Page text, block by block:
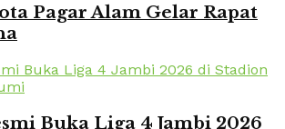
Pagar Alam Gelar Rapat
Buka Liga 4 Jambi 2026